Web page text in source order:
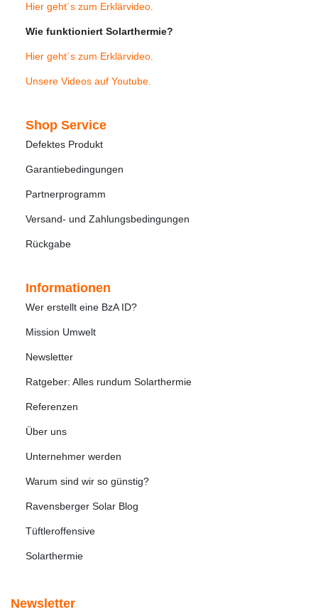
Hier geht´s zum Erklärvideo
Wie funktioniert Solarthermie?
Hier geht´s zum Erklärvideo
Unsere Videos auf Youtube
Shop Service
Defektes Produkt
Garantiebedingungen
Partnerprogramm
Versand- und Zahlungsbedingungen
Rückgabe
Informationen
Wer erstellt eine BzA ID?
Mission Umwelt
Newsletter
Ratgeber: Alles rundum Solarthermie
Referenzen
Über uns
Unternehmer werden
Warum sind wir so günstig?
Ravensberger Solar Blog
Tüftleroffensive
Solarthermie
Newsletter